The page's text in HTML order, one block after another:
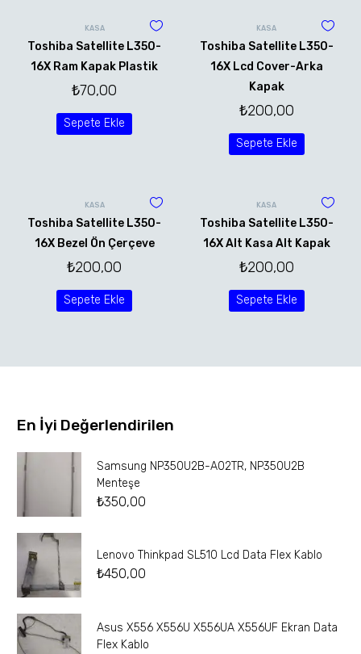
KASA
Toshiba Satellite L350-
16X Ram Kapak Plastik
₺70,00
Sepete Ekle
KASA
Toshiba Satellite L350-
16X Lcd Cover-Arka
Kapak
₺200,00
Sepete Ekle
KASA
Toshiba Satellite L350-
16X Bezel Ön Çerçeve
₺200,00
Sepete Ekle
KASA
Toshiba Satellite L350-
16X Alt Kasa Alt Kapak
₺200,00
Sepete Ekle
En İyi Değerlendirilen
Samsung NP350U2B-A02TR, NP350U2B
Menteşe
₺350,00
Lenovo Thinkpad SL510 Lcd Data Flex Kablo
₺450,00
Asus X556 X556U X556UA X556UF Ekran Data
Flex Kablo